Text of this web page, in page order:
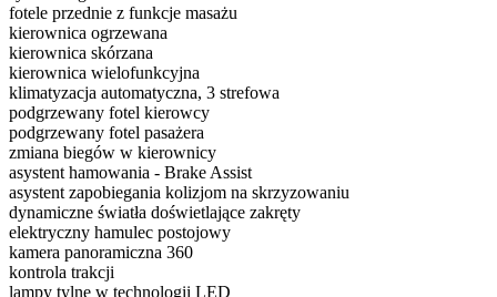
fotele przednie z funkcje masażu
kierownica ogrzewana
kierownica skórzana
kierownica wielofunkcyjna
klimatyzacja automatyczna, 3 strefowa
podgrzewany fotel kierowcy
podgrzewany fotel pasażera
zmiana biegów w kierownicy
asystent hamowania - Brake Assist
asystent zapobiegania kolizjom na skrzyzowaniu
dynamiczne światła doświetlające zakręty
elektryczny hamulec postojowy
kamera panoramiczna 360
kontrola trakcji
lampy tylne w technologii LED